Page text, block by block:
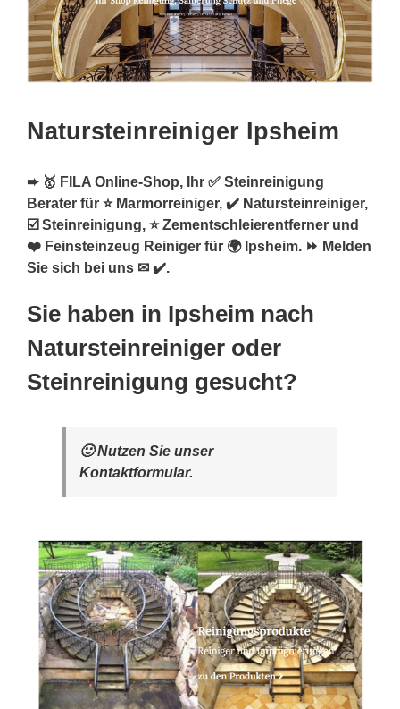
Natursteinreiniger Ipsheim
➨ 🥇 FILA Online-Shop, Ihr ✅ Steinreinigung
Berater für ⭐ Marmorreiniger, ✔️ Natursteinreiniger,
☑️ Steinreinigung, ⭐ Zementschleierentferner und
❤️ Feinsteinzeug Reiniger für 🌍 Ipsheim. ⏩ Melden
Sie sich bei uns ✉ ✔️.
Sie haben in Ipsheim nach
Natursteinreiniger oder
Steinreinigung gesucht?
🙂 Nutzen Sie unser
Kontaktformular.